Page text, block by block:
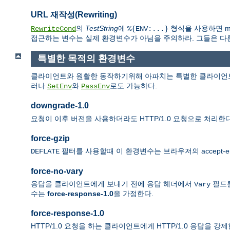
URL 재작성(Rewriting)
RewriteCond의 TestString에 %{ENV:...} 형식을 사용하면
접근하는 변수는 실제 환경변수가 아님을 주의하라. 그들은
특별한 목적의 환경변수
클라이언트와 원활한 동작하기위해 아파치는 특별한 클라이
러나 SetEnv와 PassEnv로도 가능하다.
downgrade-1.0
요청이 이후 버전을 사용하더라도 HTTP/1.0 요청으로 처리한
force-gzip
DEFLATE 필터를 사용할때 이 환경변수는 브라우저의
force-no-vary
응답을 클라이언트에게 보내기 전에 응답 헤더에서 Vary 필드
수는 force-response-1.0을 가정한다.
force-response-1.0
HTTP/1.0 요청을 하는 클라이언트에게 HTTP/1.0 응답을 강